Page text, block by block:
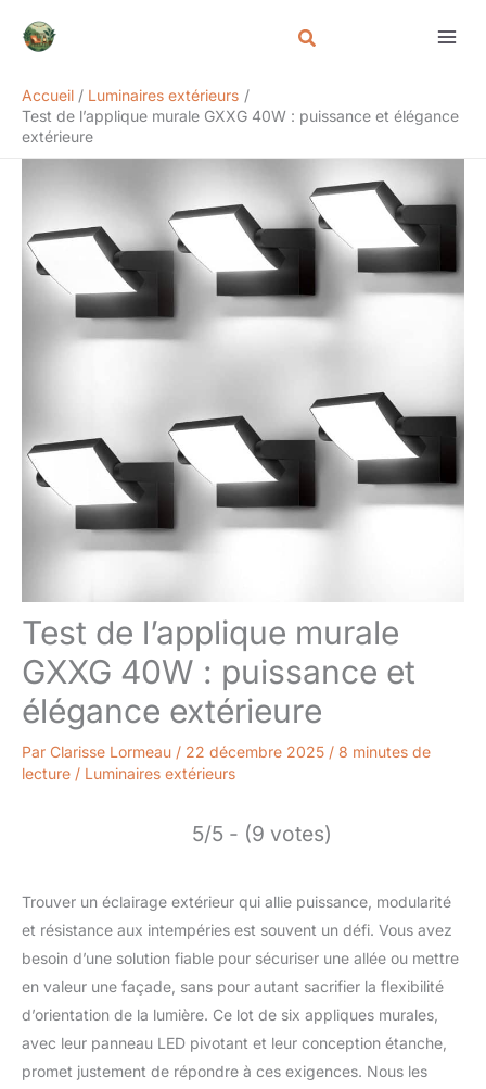
Accueil
Luminaires extérieurs
Test de l’applique murale GXXG 40W : puissance et élégance
extérieure
Test de l’applique murale
GXXG 40W : puissance et
élégance extérieure
Par Clarisse Lormeau / 22 décembre 2025 / 8 minutes de
lecture / Luminaires extérieurs
5/5 - (9 votes)
Trouver un éclairage extérieur qui allie puissance, modularité
et résistance aux intempéries est souvent un défi. Vous avez
besoin d’une solution fiable pour sécuriser une allée ou mettre
en valeur une façade, sans pour autant sacrifier la flexibilité
d’orientation de la lumière. Ce lot de six appliques murales,
avec leur panneau LED pivotant et leur conception étanche,
promet justement de répondre à ces exigences. Nous les